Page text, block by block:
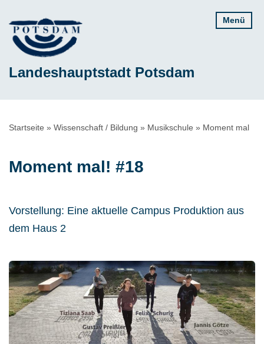
zum
Inhalt
Landeshauptstadt Potsdam
Menü
Pfadnavigation
Startseite Wissenschaft / Bildung Musikschule Moment mal
Moment mal! #18
Vorstellung: Eine aktuelle Campus Produktion aus
dem Haus 2